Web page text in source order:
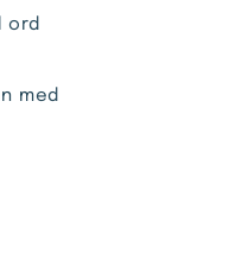
ord
med